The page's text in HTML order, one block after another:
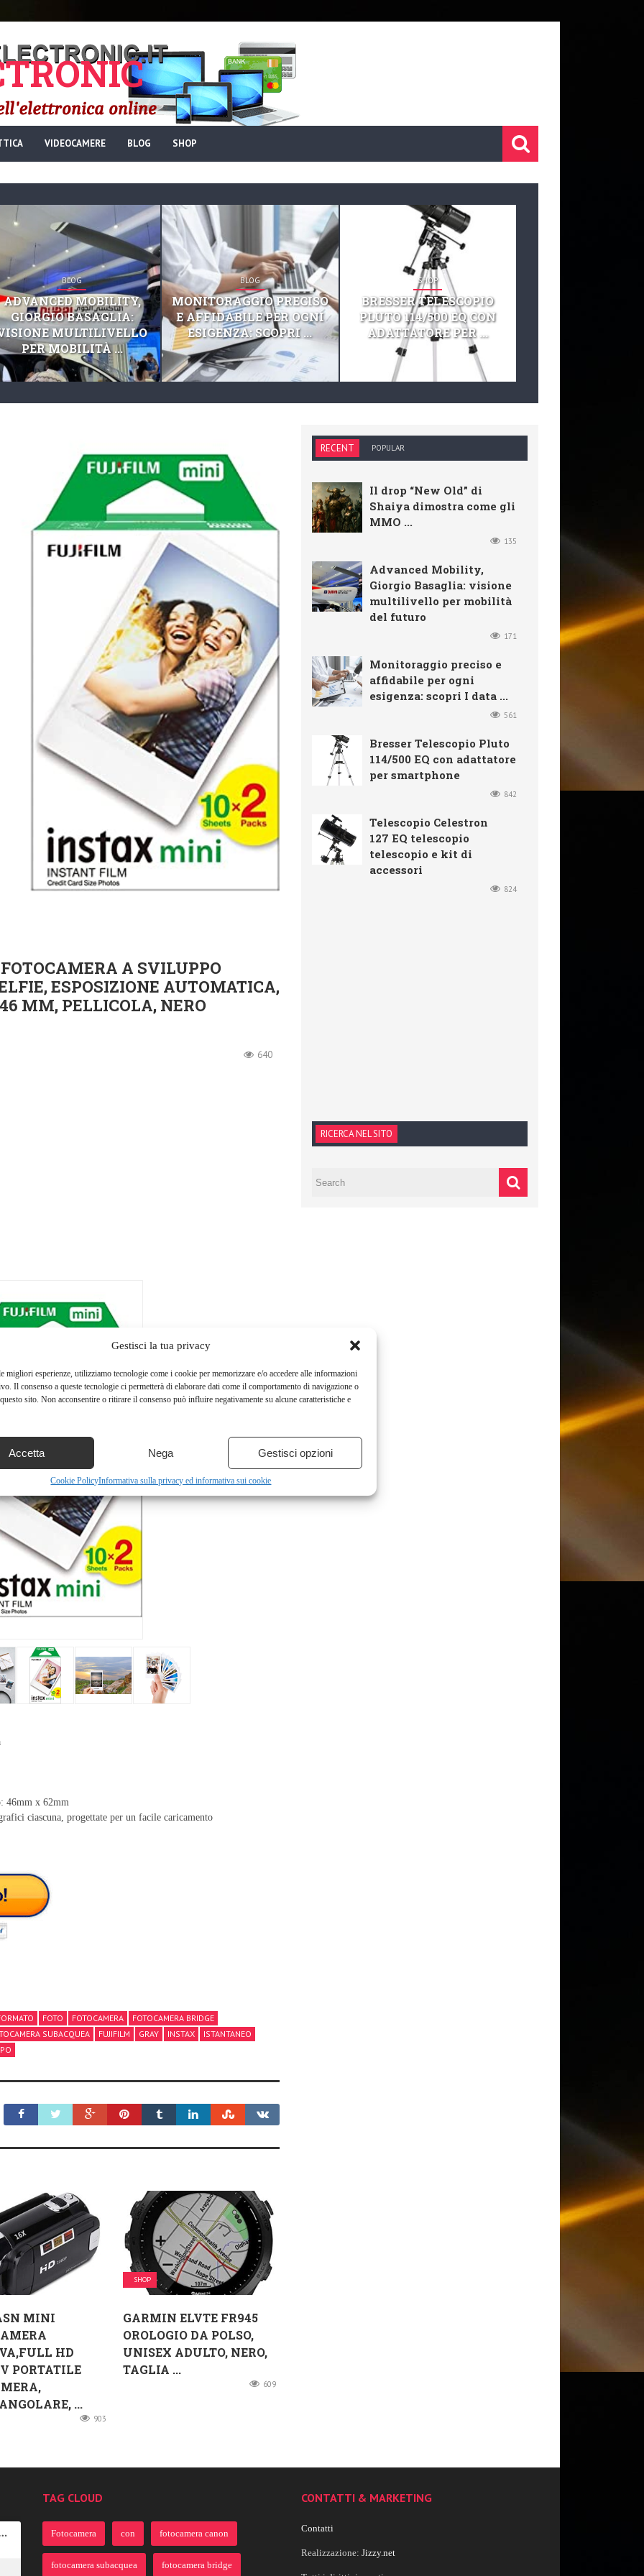
Gestisci la tua privacy
migliori esperienze, utilizziamo tecnologie come i cookie per memorizzare e/o accedere alle informazioni
Il consenso a queste tecnologie ci permetterà di elaborare dati come il comportamento di navigazione o
sito. Non acconsentire o ritirare il consenso può influire negativamente su alcune caratteristiche e
Accetta Nega Gestisci opzioni
Cookie PolicyInformativa sulla privacy ed informativa sui cookie
VIDEOCAMERE BLOG SHOP
BLOG
ADVANCED MOBILITY,
GIORGIO BASAGLIA:
MULTILIVELLO
PER MOBILITÀ ...
BLOG
MONITORAGGIO PRECISO
E AFFIDABILE PER OGNI
ESIGENZA: SCOPRI ...
SHOP
BRESSER TELESCOPIO
PLUTO 114/500 EQ CON
ADATTATORE PER ...
A SVILUPPO
ESPOSIZIONE AUTOMATICA,
MM, PELLICOLA, NERO
640
46mm x 62mm
ciascuna, progettate per un facile caricamento
FOTO FOTOCAMERA
FOTOCAMERA BRIDGE
SUBACQUEA
FUJIFILM GRAY INSTAX
ISTANTANEO
MINI
HD
PORTATILE
...
903
SHOP
GARMIN ELVTE FR945
OROLOGIO DA POLSO,
UNISEX ADULTO, NERO,
TAGLIA ...
609
RECENT POPULAR
Il drop “New Old” di
Shaiya dimostra come gli
MMO ...
135
Advanced Mobility,
Giorgio Basaglia: visione
multilivello per mobilità
del futuro
171
Monitoraggio preciso e
affidabile per ogni
esigenza: scopri I data ...
561
Bresser Telescopio Pluto
114/500 EQ con adattatore
per smartphone
842
Telescopio Celestron
127 EQ telescopio
telescopio e kit di
accessori
824
RICERCA NEL SITO
TAG CLOUD
Fotocamera con fotocamera canon
fotocamera subacquea fotocamera bridge
CONTATTI & MARKETING
Contatti
Realizzazione: Jizzy.net